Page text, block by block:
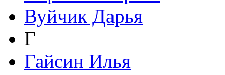
Вуйчик Дарья
Г
Гайсин Илья